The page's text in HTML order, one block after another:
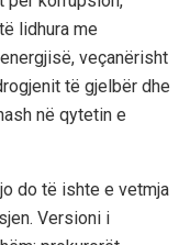
lidhura me
veçanërisht
të gjelbër dhe
në qytetin e
do të ishte e vetmja
Versioni i